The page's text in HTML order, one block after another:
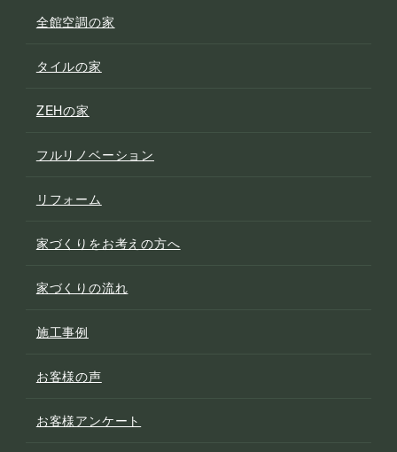
全館空調の家
タイルの家
ZEHの家
フルリノベーション
リフォーム
家づくりをお考えの方へ
家づくりの流れ
施工事例
お客様の声
お客様アンケート